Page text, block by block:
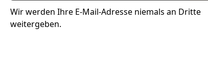
Wir werden Ihre E-Mail-Adresse niemals an Dritte
weitergeben.